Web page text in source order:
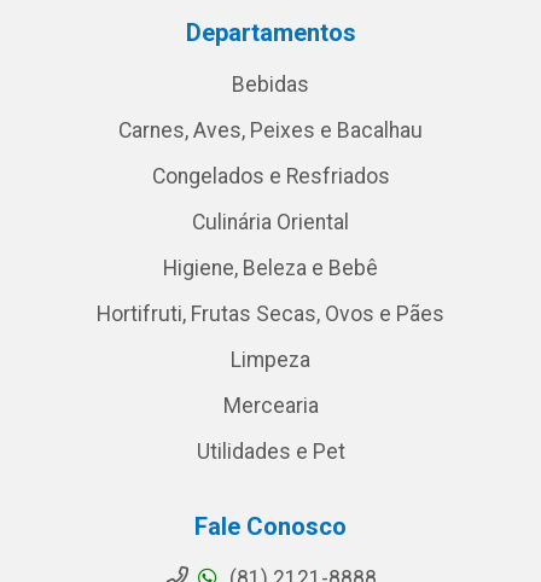
Departamentos
Bebidas
Carnes, Aves, Peixes e Bacalhau
Congelados e Resfriados
Culinária Oriental
Higiene, Beleza e Bebê
Hortifruti, Frutas Secas, Ovos e Pães
Limpeza
Mercearia
Utilidades e Pet
Fale Conosco